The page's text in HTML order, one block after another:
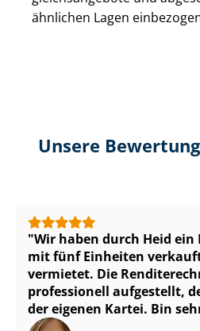
ähnlichen Lagen
Unsere
Wir haben durch Heid
mit fünf Einheiten
vermietet. Die
professionell aufgestellt,
der eigenen Kartei. Bin